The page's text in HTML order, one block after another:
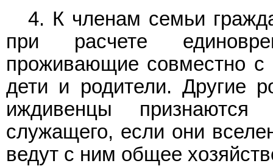
4. К членам семьи
при расчете
проживающие совместно с
дети и родители. Другие
иждивенцы признаются
служащего, если они
ведут с ним общее